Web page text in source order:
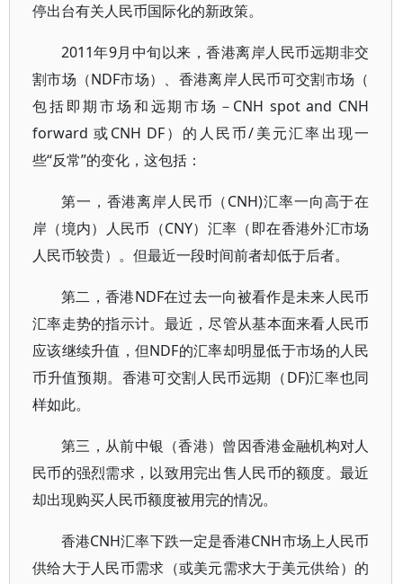
停出台有关人民币国际化的新政策。
2011年9月中旬以来，香港离岸人民币远期非交
割市场（NDF市场）、香港离岸人民币可交割市场（
包括即期市场和远期市场－CNH spot and CNH
forward 或CNH DF）的人民币/美元汇率出现一
些“反常”的变化，这包括：
第一，香港离岸人民币（CNH)汇率一向高于在
岸（境内）人民币（CNY）汇率（即在香港外汇市场
人民币较贵）。但最近一段时间前者却低于后者。
第二，香港NDF在过去一向被看作是未来人民币
汇率走势的指示计。最近，尽管从基本面来看人民币
应该继续升值，但NDF的汇率却明显低于市场的人民
币升值预期。香港可交割人民币远期（DF)汇率也同
样如此。
第三，从前中银（香港）曾因香港金融机构对人
民币的强烈需求，以致用完出售人民币的额度。最近
却出现购买人民币额度被用完的情况。
香港CNH汇率下跌一定是香港CNH市场上人民币
供给大于人民币需求（或美元需求大于美元供给）的